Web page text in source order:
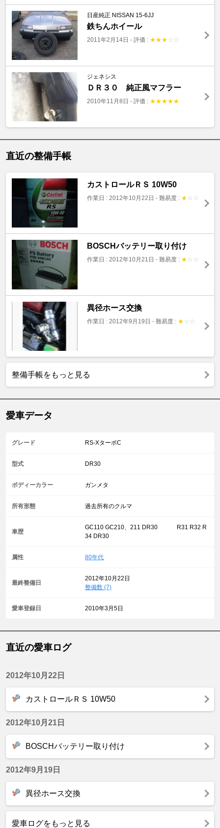
日産純正 NISSAN 15-6JJ
鉄ちんホイール
2011年2月14日 - 評価 : ★★★ ☆ ☆
ジェネシス
ＤＲ３０ 純正風マフラー
2010年11月8日 - 評価 : ★★★★★
直近の整備手帳
カストロールＲＳ 10W50
作業日 : 2012年10月22日 - 難易度 : ★ ☆ ☆
BOSCHバッテリー取り付け
作業日 : 2012年10月21日 - 難易度 : ★ ☆ ☆
異径ホース交換
作業日 : 2012年9月19日 - 難易度 : ★ ☆ ☆
整備手帳をもっと見る
愛車データ
グレード RS-XターボC
型式 DR30
ボディーカラー ガンメタ
所有形態 過去所有のクルマ
車歴
GC110 GC210、211 DR30 R31 R32 R
34 DR30
属性 80年代
最終整備日
2012年10月22日
整備数 (7)
愛車登録日 2010年3月5日
直近の愛車ログ
2012年10月22日
カストロールＲＳ 10W50
2012年10月21日
BOSCHバッテリー取り付け
2012年9月19日
異径ホース交換
愛車ログをもっと見る